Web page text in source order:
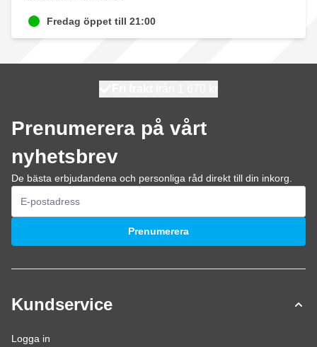
Fredag öppet till 21:00
Prenumerera på vårt
nyhetsbrev
De bästa erbjudandena och personliga råd direkt till din inkorg.
E-postadress
Prenumerera
Kundservice
Logga in